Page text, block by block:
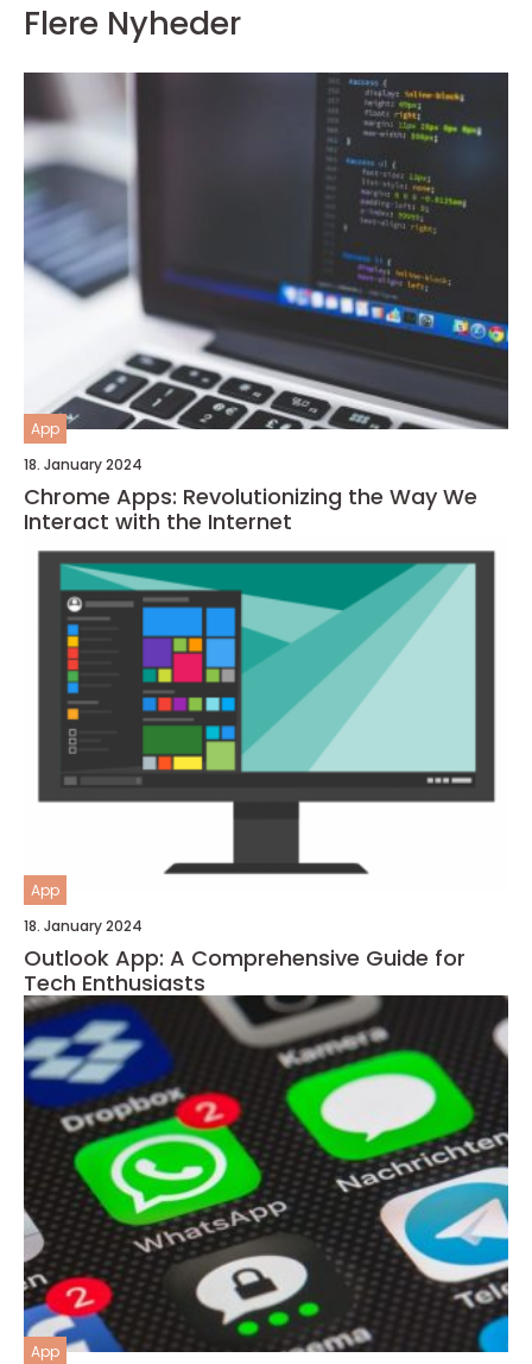
Flere Nyheder
App
18. January 2024
Chrome Apps: Revolutionizing the Way We
Interact with the Internet
App
18. January 2024
Outlook App: A Comprehensive Guide for
Tech Enthusiasts
App